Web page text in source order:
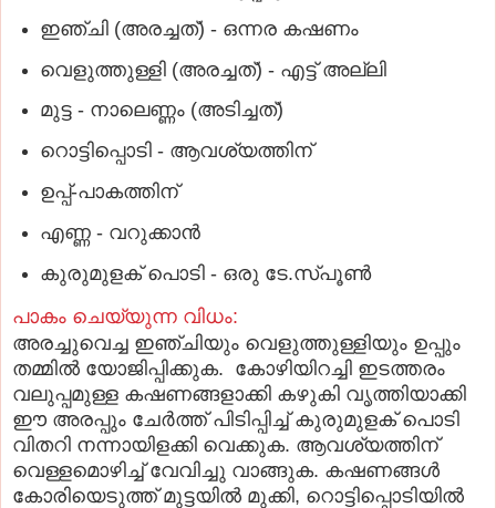
ഇഞ്ചി (അരച്ചത്) - ഒന്നര കഷണം
വെളുത്തുള്ളി (അരച്ചത്) - എട്ട് അല്ലി
മുട്ട - നാലെണ്ണം (അടിച്ചത്)
റൊട്ടിപ്പൊടി - ആവശ്യത്തിന്
ഉപ്പ്-പാകത്തിന്
എണ്ണ - വറുക്കാന്‍
കുരുമുളക് പൊടി - ഒരു ടേ.സ്പൂണ്‍
പാകം ചെയ്യുന്ന വിധം:
അരച്ചുവെച്ച ഇഞ്ചിയും വെളുത്തുള്ളിയും ഉപ്പും
തമ്മില്‍ യോജിപ്പിക്കുക. കോഴിയിറച്ചി ഇടത്തരം
വലുപ്പമുള്ള കഷണങ്ങളാക്കി കഴുകി വൃത്തിയാക്കി
ഈ അരപ്പും ചേര്‍ത്ത് പിടിപ്പിച്ച് കുരുമുളക് പൊടി
വിതറി നന്നായിളക്കി വെക്കുക. ആവശ്യത്തിന്
വെള്ളമൊഴിച്ച് വേവിച്ചു വാങ്ങുക. കഷണങ്ങള്‍
കോരിയെടുത്ത് മുട്ടയില്‍ മുക്കി, റൊട്ടിപ്പൊടിയില്‍